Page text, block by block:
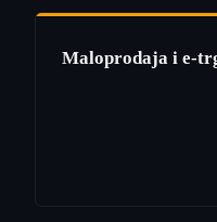
Maloprodaja i e-